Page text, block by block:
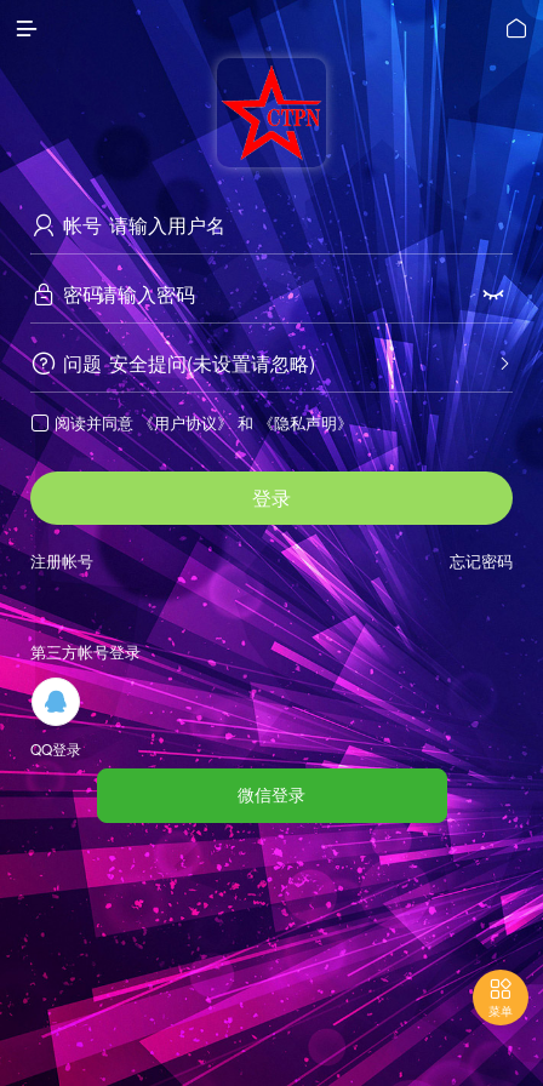
 
 帐号
 密码 
 问题 
安全提问(未设置请忽略)
 阅读并同意 《用户协议》 和 《隐私声明》
登录
忘记密码
注册帐号
第三方帐号登录

QQ登录
微信登录

菜单